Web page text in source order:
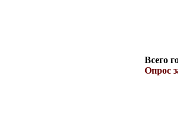
Всего
Опрос